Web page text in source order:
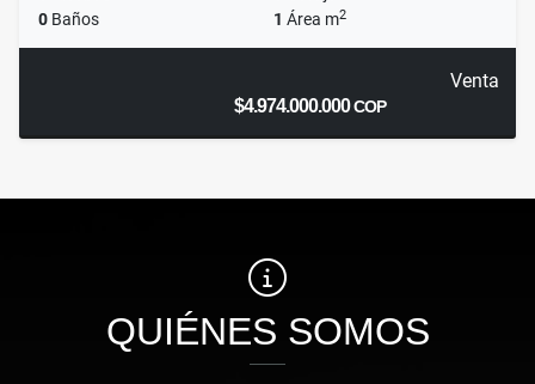
0 Baños 1 Área m2
Venta
$4.974.000.000COP
QUIÉNES SOMOS